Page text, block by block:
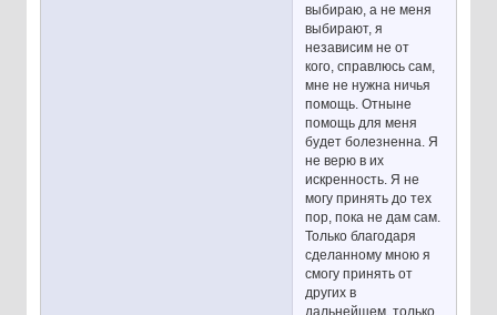
выбираю, а не меня
выбирают, я
независим не от
кого, справлюсь сам,
мне не нужна ничья
помощь. Отныне
помощь для меня
будет болезненна. Я
не верю в их
искренность. Я не
могу принять до тех
пор, пока не дам сам.
Только благодаря
сделанному мною я
смогу принять от
других в
дальнейшем, только